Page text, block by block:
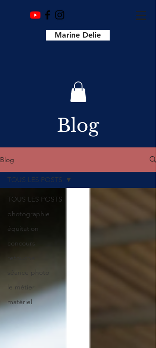
Marine Delie
Blog
Blog
TOUS LES POSTS
photographie
équitation
concours
retouche
le métier
matériel
TOUS LES POSTS